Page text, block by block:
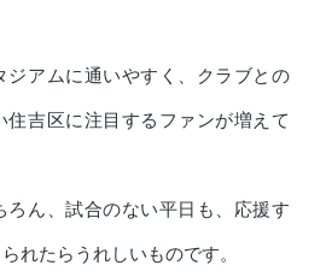
ジアムに通いやすく、クラブとの
吉区に注目するファンが増えて
ん、試合のない平日も、応援す
れたらうれしいものです。